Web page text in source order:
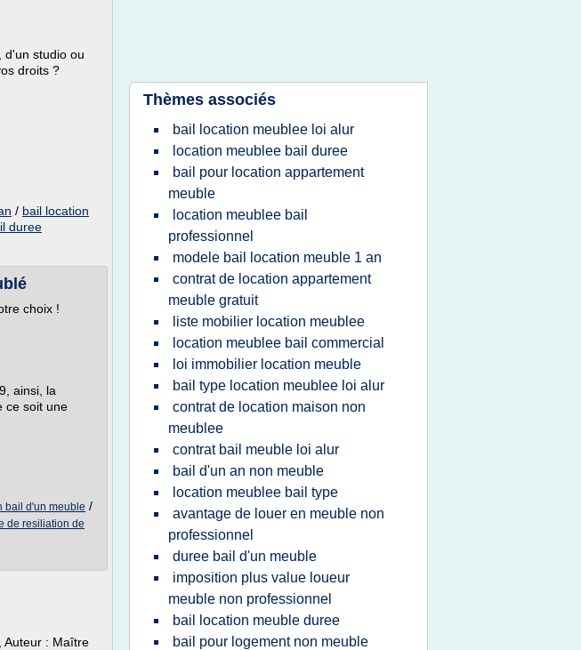
d'un studio ou
droits ?
/ bail location
duree
choix !
ainsi, la
ce soit une
bail d'un meuble /
de resiliation de
Auteur : Maître
Thèmes associés
bail location meublee loi alur
location meublee bail duree
bail pour location appartement
meuble
location meublee bail
professionnel
modele bail location meuble 1 an
contrat de location appartement
meuble gratuit
liste mobilier location meublee
location meublee bail commercial
loi immobilier location meuble
bail type location meublee loi alur
contrat de location maison non
meublee
contrat bail meuble loi alur
bail d'un an non meuble
location meublee bail type
avantage de louer en meuble non
professionnel
duree bail d'un meuble
imposition plus value loueur
meuble non professionnel
bail location meuble duree
bail pour logement non meuble